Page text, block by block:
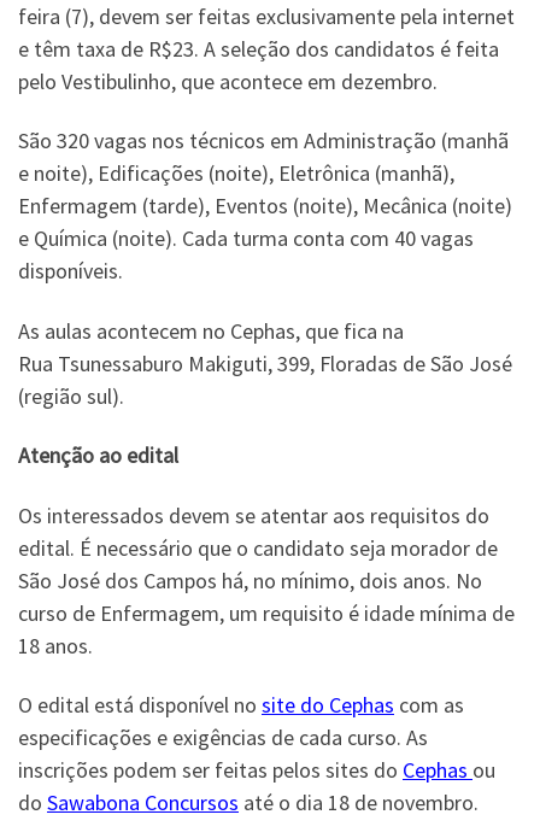
feira (7), devem ser feitas exclusivamente pela internet
e têm taxa de R$23. A seleção dos candidatos é feita
pelo Vestibulinho, que acontece em dezembro.
São 320 vagas nos técnicos em Administração (manhã
e noite), Edificações (noite), Eletrônica (manhã),
Enfermagem (tarde), Eventos (noite), Mecânica (noite)
e Química (noite). Cada turma conta com 40 vagas
disponíveis.
As aulas acontecem no Cephas, que fica na
Rua Tsunessaburo Makiguti, 399, Floradas de São José
(região sul).
Atenção ao edital
Os interessados devem se atentar aos requisitos do
edital. É necessário que o candidato seja morador de
São José dos Campos há, no mínimo, dois anos. No
curso de Enfermagem, um requisito é idade mínima de
18 anos.
O edital está disponível no site do Cephas com as
especificações e exigências de cada curso. As
inscrições podem ser feitas pelos sites do Cephas ou
do Sawabona Concursos até o dia 18 de novembro.